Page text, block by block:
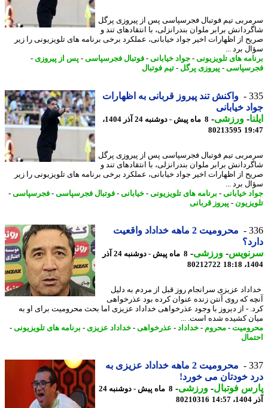
تیم فوتبال فجرسپاسی پس از پیروزی پرگل
برابر ملوان بندرانزلی، با انتقادهای تند و
از اظهارات اخیر جواد خیابانی، عملکرد برخی برنامه های تلویزیونی را زیر
برد ...
های تلویزیونی-جواد خیابانی-فوتبال فجرسپاسی-پس از پیروزی -
-پیروزی پرگل-تیم فوتبال
واکنش تند پیروز قربانی به اظهارات
خیابانی
-ورزشی-
8 ماه پیش - دوشنبه 24 آذر 1404،
80213595
تیم فوتبال فجرسپاسی پس از پیروزی پرگل
برابر ملوان بندرانزلی، با انتقادهای تند و
از اظهارات اخیر جواد خیابانی، عملکرد برخی برنامه های تلویزیونی را زیر
برد ...
خیابانی-برنامه های تلویزیونی-خیابانی-فوتبال فجرسپاسی-فجرسپاسی-
-پیروز قربانی
محرومیت 2 ماهه خداداد واقعیت
-ورزشی-
8 ماه پیش - دوشنبه 24 آذر
80212722
عزیزی سرانجام روز قبل از مردم به دلیل
که روی آنتن زنده عنوان کرده بود عذرخواهی
- از دیروز با وجود عذرخواهی خداداد عزیزی اما بحث محرومیت برای او به
کشیده شده است. ...
-محروم- خداداد-عذرخواهی-خداداد عزیزی - برنامه های تلویزیونی-
محرومیت 2 ماهه خداداد عزیزی به
خودتان می خورد!
فوتبال-ورزشی-
8 ماه پیش - دوشنبه 24
80210316